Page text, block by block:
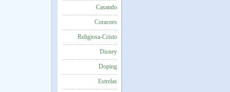
Casando
Coracoes
Religiosa-Cristo
Disney
Doping
Estrelas